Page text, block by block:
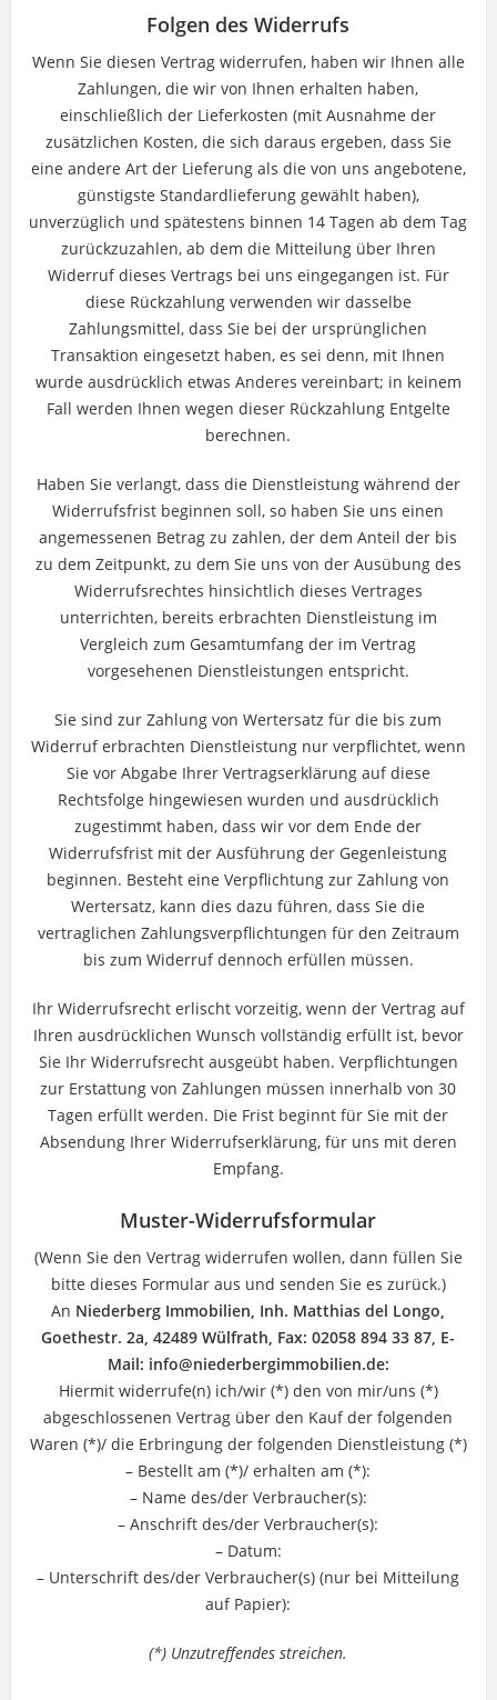
Folgen des Widerrufs
Wenn Sie diesen Vertrag widerrufen, haben wir Ihnen alle
Zahlungen, die wir von Ihnen erhalten haben,
einschließlich der Lieferkosten (mit Ausnahme der
zusätzlichen Kosten, die sich daraus ergeben, dass Sie
eine andere Art der Lieferung als die von uns angebotene,
günstigste Standardlieferung gewählt haben),
unverzüglich und spätestens binnen 14 Tagen ab dem Tag
zurückzuzahlen, ab dem die Mitteilung über Ihren
Widerruf dieses Vertrags bei uns eingegangen ist. Für
diese Rückzahlung verwenden wir dasselbe
Zahlungsmittel, dass Sie bei der ursprünglichen
Transaktion eingesetzt haben, es sei denn, mit Ihnen
wurde ausdrücklich etwas Anderes vereinbart; in keinem
Fall werden Ihnen wegen dieser Rückzahlung Entgelte
berechnen.
Haben Sie verlangt, dass die Dienstleistung während der
Widerrufsfrist beginnen soll, so haben Sie uns einen
angemessenen Betrag zu zahlen, der dem Anteil der bis
zu dem Zeitpunkt, zu dem Sie uns von der Ausübung des
Widerrufsrechtes hinsichtlich dieses Vertrages
unterrichten, bereits erbrachten Dienstleistung im
Vergleich zum Gesamtumfang der im Vertrag
vorgesehenen Dienstleistungen entspricht.
Sie sind zur Zahlung von Wertersatz für die bis zum
Widerruf erbrachten Dienstleistung nur verpflichtet, wenn
Sie vor Abgabe Ihrer Vertragserklärung auf diese
Rechtsfolge hingewiesen wurden und ausdrücklich
zugestimmt haben, dass wir vor dem Ende der
Widerrufsfrist mit der Ausführung der Gegenleistung
beginnen. Besteht eine Verpflichtung zur Zahlung von
Wertersatz, kann dies dazu führen, dass Sie die
vertraglichen Zahlungsverpflichtungen für den Zeitraum
bis zum Widerruf dennoch erfüllen müssen.
Ihr Widerrufsrecht erlischt vorzeitig, wenn der Vertrag auf
Ihren ausdrücklichen Wunsch vollständig erfüllt ist, bevor
Sie Ihr Widerrufsrecht ausgeübt haben. Verpflichtungen
zur Erstattung von Zahlungen müssen innerhalb von 30
Tagen erfüllt werden. Die Frist beginnt für Sie mit der
Absendung Ihrer Widerrufserklärung, für uns mit deren
Empfang.
Muster-Widerrufsformular
(Wenn Sie den Vertrag widerrufen wollen, dann füllen Sie
bitte dieses Formular aus und senden Sie es zurück.)
An Niederberg Immobilien, Inh. Matthias del Longo,
Goethestr. 2a, 42489 Wülfrath, Fax: 02058 894 33 87, E-
Mail: info@niederbergimmobilien.de:
Hiermit widerrufe(n) ich/wir (*) den von mir/uns (*)
abgeschlossenen Vertrag über den Kauf der folgenden
Waren (*)/ die Erbringung der folgenden Dienstleistung (*)
– Bestellt am (*)/ erhalten am (*):
– Name des/der Verbraucher(s):
– Anschrift des/der Verbraucher(s):
– Datum:
– Unterschrift des/der Verbraucher(s) (nur bei Mitteilung
auf Papier):
(*) Unzutreffendes streichen.